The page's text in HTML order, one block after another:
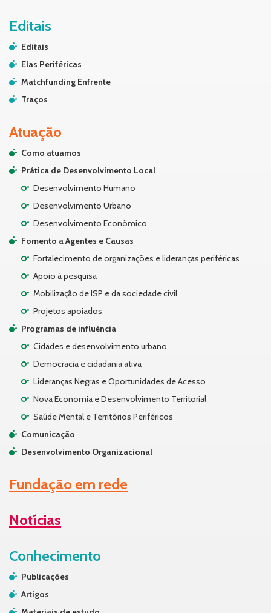
Editais
Editais
Elas Periféricas
Matchfunding Enfrente
Traços
Atuação
Como atuamos
Prática de Desenvolvimento Local
Desenvolvimento Humano
Desenvolvimento Urbano
Desenvolvimento Econômico
Fomento a Agentes e Causas
Fortalecimento de organizações e lideranças periféricas
Apoio à pesquisa
Mobilização de ISP e da sociedade civil
Projetos apoiados
Programas de influência
Cidades e desenvolvimento urbano
Democracia e cidadania ativa
Lideranças Negras e Oportunidades de Acesso
Nova Economia e Desenvolvimento Territorial
Saúde Mental e Territórios Periféricos
Comunicação
Desenvolvimento Organizacional
Fundação em rede
Notícias
Conhecimento
Publicações
Artigos